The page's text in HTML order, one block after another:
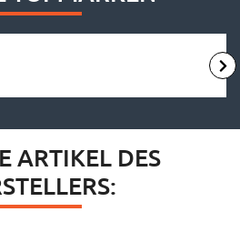
ARTIKEL DES